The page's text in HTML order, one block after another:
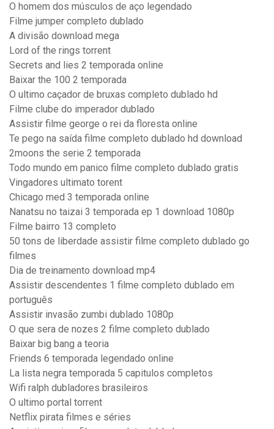
O homem dos músculos de aço legendado
Filme jumper completo dublado
A divisão download mega
Lord of the rings torrent
Secrets and lies 2 temporada online
Baixar the 100 2 temporada
O ultimo caçador de bruxas completo dublado hd
Filme clube do imperador dublado
Assistir filme george o rei da floresta online
Te pego na saída filme completo dublado hd download
2moons the serie 2 temporada
Todo mundo em panico filme completo dublado gratis
Vingadores ultimato torent
Chicago med 3 temporada online
Nanatsu no taizai 3 temporada ep 1 download 1080p
Filme bairro 13 completo
50 tons de liberdade assistir filme completo dublado go
filmes
Dia de treinamento download mp4
Assistir descendentes 1 filme completo dublado em
português
Assistir invasão zumbi dublado 1080p
O que sera de nozes 2 filme completo dublado
Baixar big bang a teoria
Friends 6 temporada legendado online
La lista negra temporada 5 capitulos completos
Wifi ralph dubladores brasileiros
O ultimo portal torrent
Netflix pirata filmes e séries